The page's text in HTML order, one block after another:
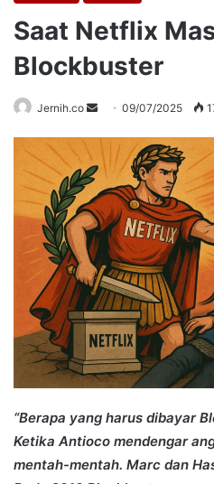
Saat Netflix
Blockbuster
Jernih.co
Send
email
09/07/2025
“Berapa yang harus dibayar
Ketika Antioco mendengar
mentah-mentah. Marc dan